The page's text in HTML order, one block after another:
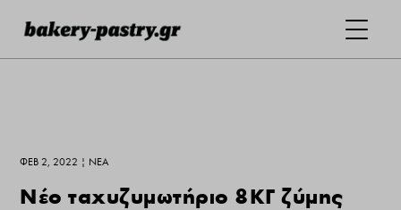
ΦΕΒ 2, 2022 | ΝΕΑ
Νέο ταχυζυμωτήριο 8ΚΓ ζύμης